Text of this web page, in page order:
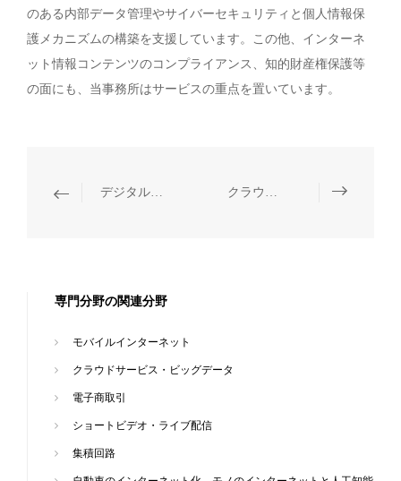
のある内部データ管理やサイバーセキュリティと個人情報保
護メカニズムの構築を支援しています。この他、インターネ
ット情報コンテンツのコンプライアンス、知的財産権保護等
の面にも、当事務所はサービスの重点を置いています。
デジタル科学技術・人工知能 クラウドサービス・ビッグデータ
専門分野の関連分野
モバイルインターネット
クラウドサービス・ビッグデータ
電子商取引
ショートビデオ・ライブ配信
集積回路